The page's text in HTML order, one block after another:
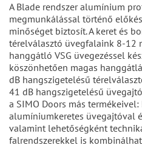
A Blade rendszer alumínium
megmunkálással történő
minőséget biztosít. A keret és
térelválasztó üvegfalaink 8-12
hanggátló VSG üvegezéssel
köszönhetően magas
dB hangszigetelésű
41 dB hangszigetelésű
a SIMO Doors más
alumíniumkeretes üvegajtóval
valamint lehetőségként
falrendszerekkel is